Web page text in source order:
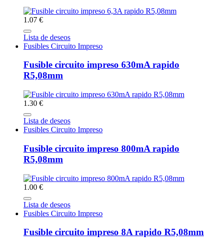
1.07 €
Lista de deseos
Fusibles Circuito Impreso
Fusible circuito impreso 630mA rapido
R5,08mm
1.30 €
Lista de deseos
Fusibles Circuito Impreso
Fusible circuito impreso 800mA rapido
R5,08mm
1.00 €
Lista de deseos
Fusibles Circuito Impreso
Fusible circuito impreso 8A rapido R5,08mm